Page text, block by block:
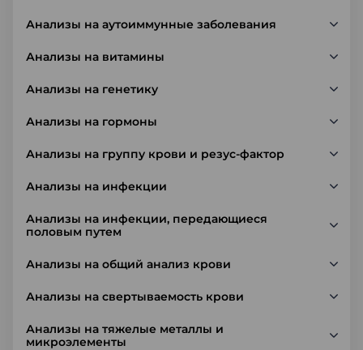
Анализы на аутоиммунные заболевания
Анализы на витамины
Анализы на генетику
Анализы на гормоны
Анализы на группу крови и резус-фактор
Анализы на инфекции
Анализы на инфекции, передающиеся
половым путем
Анализы на общий анализ крови
Анализы на свертываемость крови
Анализы на тяжелые металлы и
микроэлементы